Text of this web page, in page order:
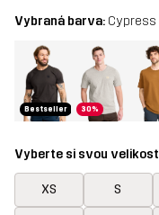
Vybraná barva: Cypress
Bestseller 30%
Vyberte si svou velikost
XS S